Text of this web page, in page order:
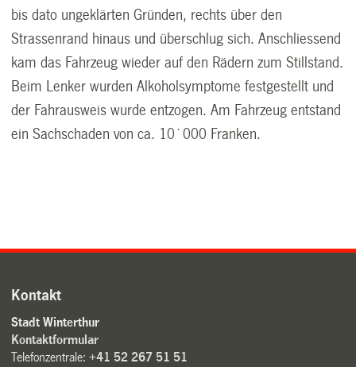
bis dato ungeklärten Gründen, rechts über den
Strassenrand hinaus und überschlug sich. Anschliessend
kam das Fahrzeug wieder auf den Rädern zum Stillstand.
Beim Lenker wurden Alkoholsymptome festgestellt und
der Fahrausweis wurde entzogen. Am Fahrzeug entstand
ein Sachschaden von ca. 10`000 Franken.
Kontakt
Stadt Winterthur
Kontaktformular
Telefonzentrale:+41 52 267 51 51